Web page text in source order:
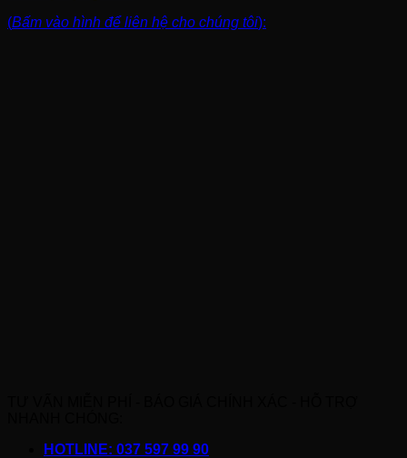
(Bấm vào hình để liên hệ cho chúng tôi):
HOTLINE: 037 597 99 90